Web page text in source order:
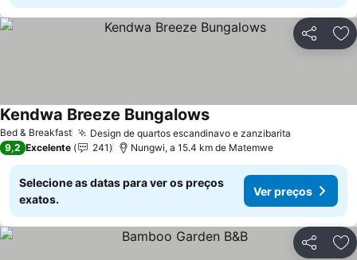
Partilhar
Bed & Breakfast Design de quartos escandinavo e zanzibarita
Kendwa Breeze BungalowsVer preços
9,2 Excelente 241 Nungwi, a 15.4 km de Matemwe
Selecione as datas para ver os preços
exatos.
Ver preços
Partilhar